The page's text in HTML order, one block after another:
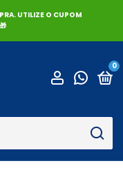
UTILIZE O CUPOM
0